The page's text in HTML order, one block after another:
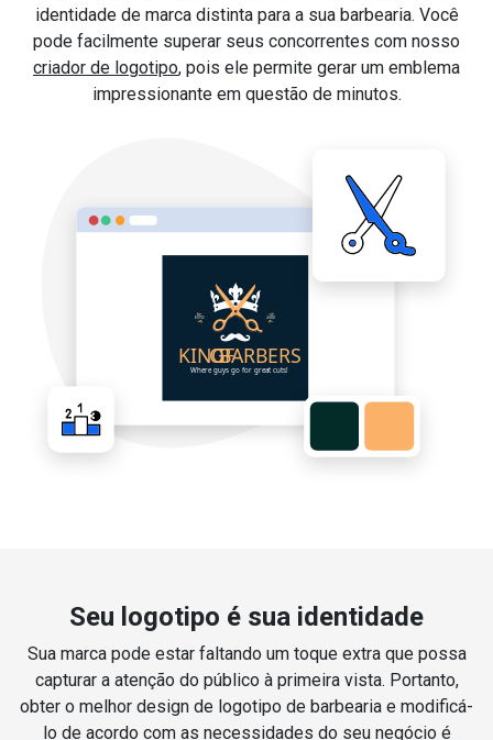
identidade de marca distinta para a sua barbearia. Você
pode facilmente superar seus concorrentes com nosso
criador de logotipo, pois ele permite gerar um emblema
impressionante em questão de minutos.
Seu logotipo é sua identidade
Sua marca pode estar faltando um toque extra que possa
capturar a atenção do público à primeira vista. Portanto,
obter o melhor design de logotipo de barbearia e modificá-
lo de acordo com as necessidades do seu negócio é